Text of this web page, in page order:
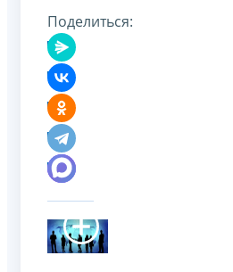
Поделиться: